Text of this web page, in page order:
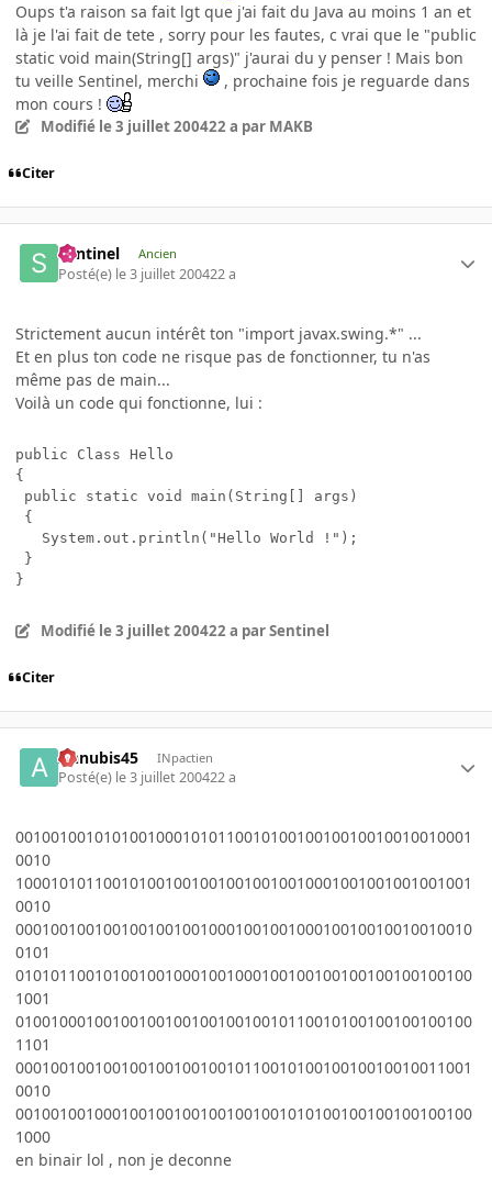
Oups t'a raison sa fait lgt que j'ai fait du Java au moins 1 an et
là je l'ai fait de tete , sorry pour les fautes, c vrai que le "public
static void main(String[] args)" j'aurai du y penser ! Mais bon
tu veille Sentinel, merchi
, prochaine fois je reguarde dans
mon cours !
Modifié le 3 juillet 200422 a par MAKB
Citer
Sentinel Ancien
Posté(e) le 3 juillet 200422 a
Strictement aucun intérêt ton "import javax.swing.*" ...
Et en plus ton code ne risque pas de fonctionner, tu n'as
même pas de main...
Voilà un code qui fonctionne, lui :
public Class Hello
{
public static void main(String[] args)
{
System.out.println("Hello World !");
}
Modifié le 3 juillet 200422 a par Sentinel
Citer
Annubis45 INpactien
Posté(e) le 3 juillet 200422 a
0010010010101001000101011001010010010010010010010001
0010
1000101011001010010010010010010010001001001001001001
0010
0001001001001001001001000100100100010010010010010010
0101
0101011001010010010001001000100100100100100100100100
1001
0100100010010010010010010010010110010100100100100100
1101
0001001001001001001001001011001010010010010010011001
0010
0010010010001001001001001001001010100100100100100100
1000
en binair lol , non je deconne